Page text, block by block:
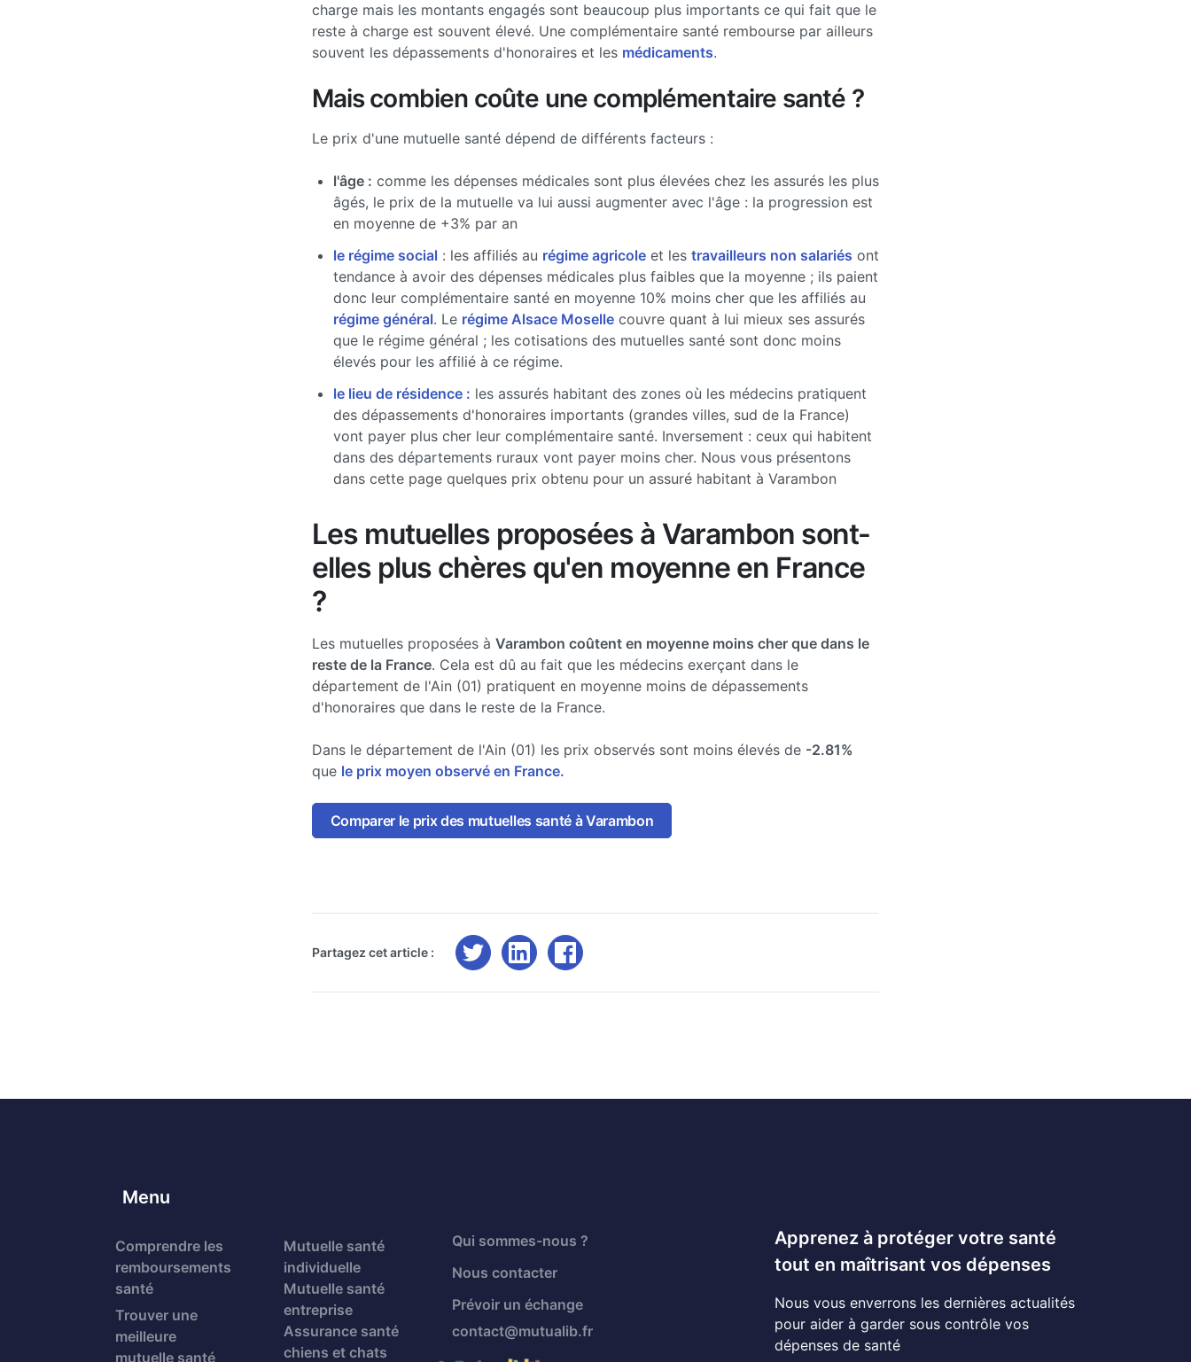
charge mais les montants engagés sont beaucoup plus importants ce qui fait que le
reste à charge est souvent élevé. Une complémentaire santé rembourse par ailleurs
souvent les dépassements d'honoraires et les médicaments.
Mais combien coûte une complémentaire santé ?
Le prix d'une mutuelle santé dépend de différents facteurs :
l'âge : comme les dépenses médicales sont plus élevées chez les assurés les plus
âgés, le prix de la mutuelle va lui aussi augmenter avec l'âge : la progression est
en moyenne de +3% par an
le régime social : les affiliés au régime agricoleet les travailleurs non salariés ont
tendance à avoir des dépenses médicales plus faibles que la moyenne ; ils paient
donc leur complémentaire santé en moyenne 10% moins cher que les affiliés au
régime général. Le régime Alsace Mosellecouvre quant à lui mieux ses assurés
que le régime général ; les cotisations des mutuelles santé sont donc moins
élevés pour les affilié à ce régime.
le lieu de résidence : les assurés habitant des zones où les médecins pratiquent
des dépassements d'honoraires importants (grandes villes, sud de la France)
vont payer plus cher leur complémentaire santé. Inversement : ceux qui habitent
dans des départements ruraux vont payer moins cher. Nous vous présentons
dans cette page quelques prix obtenu pour un assuré habitant à Varambon
Les mutuelles proposées à Varambon sont-
elles plus chères qu'en moyenne en France
?
Les mutuelles proposées à Varambon coûtent en moyenne moins cher que dans le
reste de la France. Cela est dû au fait que les médecins exerçant dans le
département de l'Ain (01) pratiquent en moyenne moins de dépassements
d'honoraires que dans le reste de la France.
Dans le département de l'Ain (01) les prix observés sont moins élevés de -2.81%
que le prix moyen observé en France.
Comparer le prix des mutuelles santé à Varambon
Partagez cet article :
Menu
Comprendre les
remboursements
santé
Trouver une
meilleure
mutuelle santé
Mutuelle santé
individuelle
Mutuelle santé
entreprise
Assurance santé
chiens et chats
Qui sommes-nous ?
Nous contacter
Prévoir un échange
contact@mutualib.fr
Apprenez à protéger votre santé
tout en maîtrisant vos dépenses
Nous vous enverrons les dernières actualités
pour aider à garder sous contrôle vos
dépenses de santé